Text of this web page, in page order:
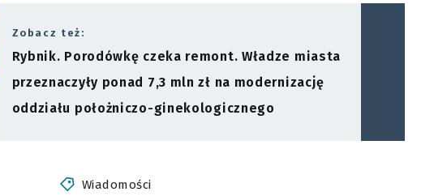
Zobacz też:
Rybnik. Porodówkę czeka remont. Władze miasta
przeznaczyły ponad 7,3 mln zł na modernizację
oddziału położniczo-ginekologicznego
Wiadomości